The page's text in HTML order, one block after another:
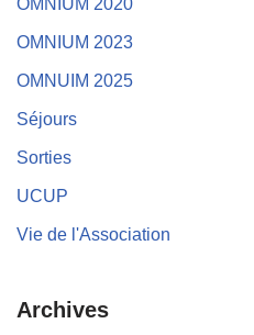
OMNIUM 2023
OMNUIM 2025
Séjours
Sorties
UCUP
Vie de l'Association
Archives